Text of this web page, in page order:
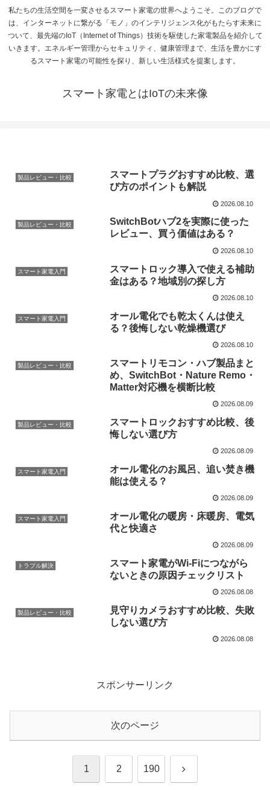
私たちの生活空間を一変させるスマート家電の世界へようこそ。このブログで
は、インターネットに繋がる「モノ」のインテリジェンス化がもたらす未来に
ついて、最先端のIoT（Internet of Things）技術を駆使した家電製品を紹介して
いきます。エネルギー管理からセキュリティ、健康管理まで、生活を豊かにす
るスマート家電の可能性を探り、新しい生活様式を提案します。
スマート家電とはIoTの未来像
製品レビュー・比較
スマートプラグおすすめ比較、選
び方のポイントも解説
2026.08.10
製品レビュー・比較
SwitchBotハブ2を実際に使った
レビュー、買う価値はある？
2026.08.10
スマート家電入門
スマートロック導入で使える補助
金はある？地域別の探し方
2026.08.10
スマート家電入門
オール電化でも乾太くんは使え
る？後悔しない乾燥機選び
2026.08.10
製品レビュー・比較
スマートリモコン・ハブ製品まと
め、SwitchBot・Nature Remo・
Matter対応機を横断比較
2026.08.09
製品レビュー・比較
スマートロックおすすめ比較、後
悔しない選び方
2026.08.09
スマート家電入門
オール電化のお風呂、追い焚き機
能は使える？
2026.08.09
スマート家電入門
オール電化の暖房・床暖房、電気
代と快適さ
2026.08.09
トラブル解決
スマート家電がWi-Fiにつながら
ないときの原因チェックリスト
2026.08.08
製品レビュー・比較
見守りカメラおすすめ比較、失敗
しない選び方
2026.08.08
スポンサーリンク
次のページ
1 2 190 次